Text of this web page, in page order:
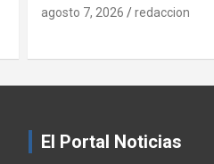
agosto 7, 2026 redaccion
El Portal Noticias